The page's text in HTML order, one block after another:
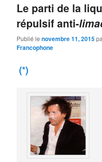
Le parti de la
répulsif anti-
Publié lenovembre 11, 2015
Francophone
(*)